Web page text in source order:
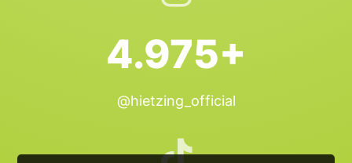
4.975+
@hietzing_official